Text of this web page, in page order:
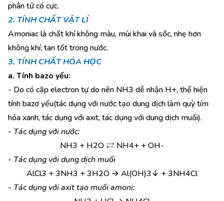
phân tử có cực.
2. TÍNH CHẤT VẬT LÍ
Amoniac là chất khí không màu, mùi khai và sốc, nhẹ hơn
không khí; tan tốt trong nước.
3. TÍNH CHẤT HÓA HỌC
a. Tính bazo yếu:
- Do có cặp electron tự do nên NH3 dễ nhận H+, thể hiện
tính bazơ yếu(tác dụng với nước tạo dung dịch làm quỳ tím
hóa xanh, tác dụng với axit, tác dụng với dung dịch muối).
- Tác dụng với nước:
NH3 + H2O
NH4+ + OH-
- Tác dụng với dung dịch muối
AlCl3 + 3NH3 + 3H2O → Al(OH)3↓ + 3NH4Cl
- Tác dụng với axit tạo muối amoni: